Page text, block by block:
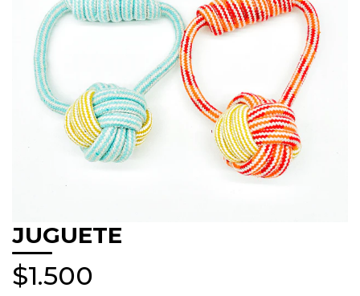
JUGUETE
$1.500